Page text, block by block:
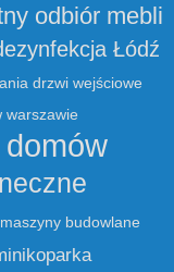
odbiór mebli
Łódź
drzwi wejściowe
warszawie
maszyny budowlane